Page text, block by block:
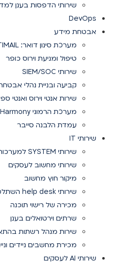
שירותי הדפסות בענן
DevOps
אבטחת מידע
מערכת סינון דואר: FORTIMAIL
טיפול ומניעת וירוס כופר
שירותי SIEM/SOC
קביעה ובניית נהלי
שירות אנטי וירוס ואנטי
מערכת הרמוני Harmony לאבטחת מידע
עמדת הלבנה סייבר
שירותי IT
שירותי SYSTEM למערכות מחשוב ושרתים
שירותי מחשוב לעסקים
מיקור חוץ מחשוב
שירותי help desk השתלטות מרחוק
מכירה של רישוי תוכנה
שרתים וירטואלים בענן
שירות מנהל רשתות
מכירת מחשבים ניידים
שירותי AI לעסקים